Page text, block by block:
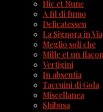
Hic et Nunc
A fil di fumo
Delicatessen
La Signora in
Meglio soli che
Mille et un
Vertigini
In absentia
Taccuini di Gola
Miscellanea
Shibusa